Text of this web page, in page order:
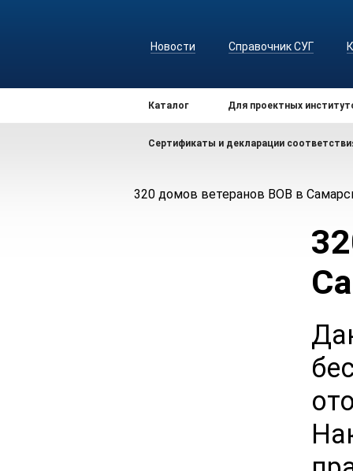
Новости Справочник СУГ
Каталог Для проектных
Сертификаты и декларации
320 домов ветеранов ВОВ в